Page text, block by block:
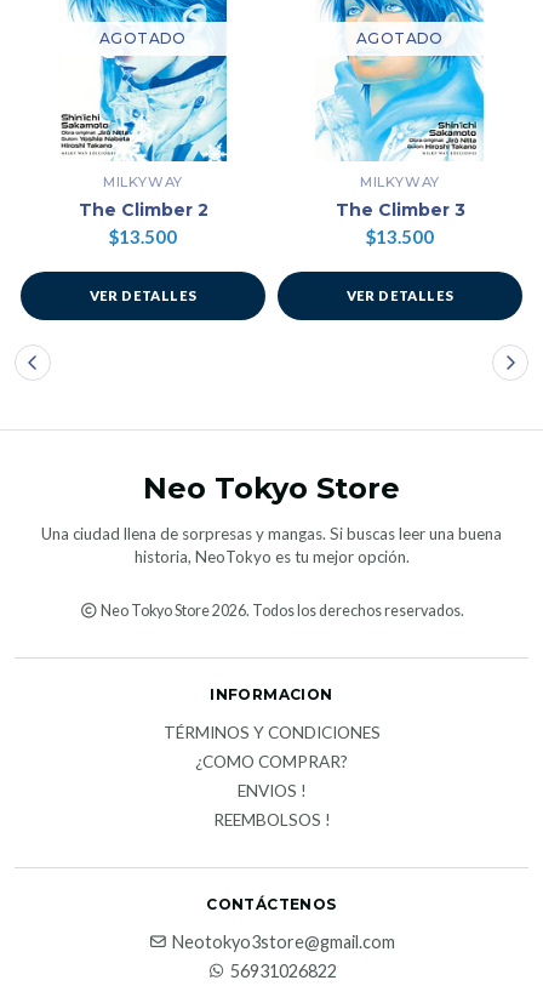
AGOTADO
MILKYWAY
The Climber 2
$13.500
VER DETALLES
AGOTADO
MILKYWAY
The Climber 3
$13.500
VER DETALLES
Neo Tokyo Store
Una ciudad llena de sorpresas y mangas. Si buscas leer una buena
historia, NeoTokyo es tu mejor opción.
Neo Tokyo Store 2026. Todos los derechos reservados.
INFORMACION
TÉRMINOS Y CONDICIONES
¿COMO COMPRAR?
ENVIOS !
REEMBOLSOS !
CONTÁCTENOS
Neotokyo3store@gmail.com
56931026822